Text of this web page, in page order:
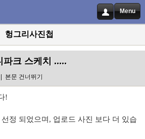
Menu
헝그리사진첩
파크 스케치 .....
| 본문 건너뛰기
!
정 되었으며, 업로드 사진 보다 더 있습